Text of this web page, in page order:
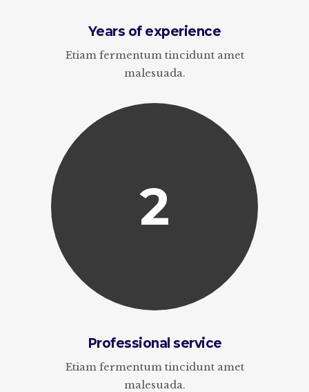
Years of experience
Etiam fermentum tincidunt amet
malesuada.
2
Professional service
Etiam fermentum tincidunt amet
malesuada.